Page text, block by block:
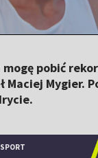
pobić
Maciej Mygier.